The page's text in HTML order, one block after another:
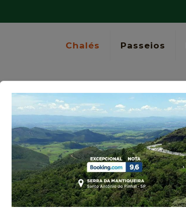
Chalés Passeios
Tarifas
Home Tarifas